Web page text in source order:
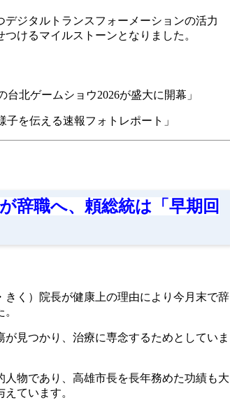
ジタルトランスフォーメーションの活力
けるマイルストーンとなりました。
台北ゲームショウ2026が盛大に開幕」
子を伝える速報フォトレポート」
辞職へ、頼総統は「早期回
く）院長が健康上の理由により今月末で辞
見つかり、治療に専念するためとしていま
物であり、高雄市長を長年務めた功績も大
ています。